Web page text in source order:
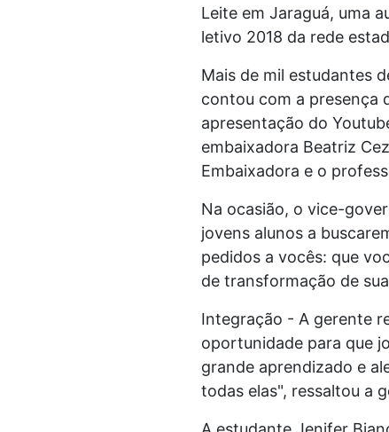
Leite em Jaraguá, uma
letivo 2018 da rede
Mais de mil estudantes
contou com a presença
apresentação do
embaixadora Beatriz
Embaixadora e o
Na ocasião, o vice-
jovens alunos a
pedidos a vocês: que
de transformação de
Integração - A gerente
oportunidade para que
grande aprendizado e
todas elas", ressaltou a